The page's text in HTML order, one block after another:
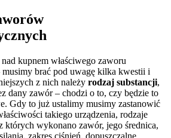
kupnem właściwego zaworu
musimy brać pod uwagę kilka kwestii i
z nich należy rodzaj substancji,
dany zawór – chodzi o to, czy będzie to
Gdy to już ustalimy musimy zastanowić
takiego urządzenia, rodzaje
których wykonano zawór, jego średnica,
zakres ciśnień, dopuszczalne